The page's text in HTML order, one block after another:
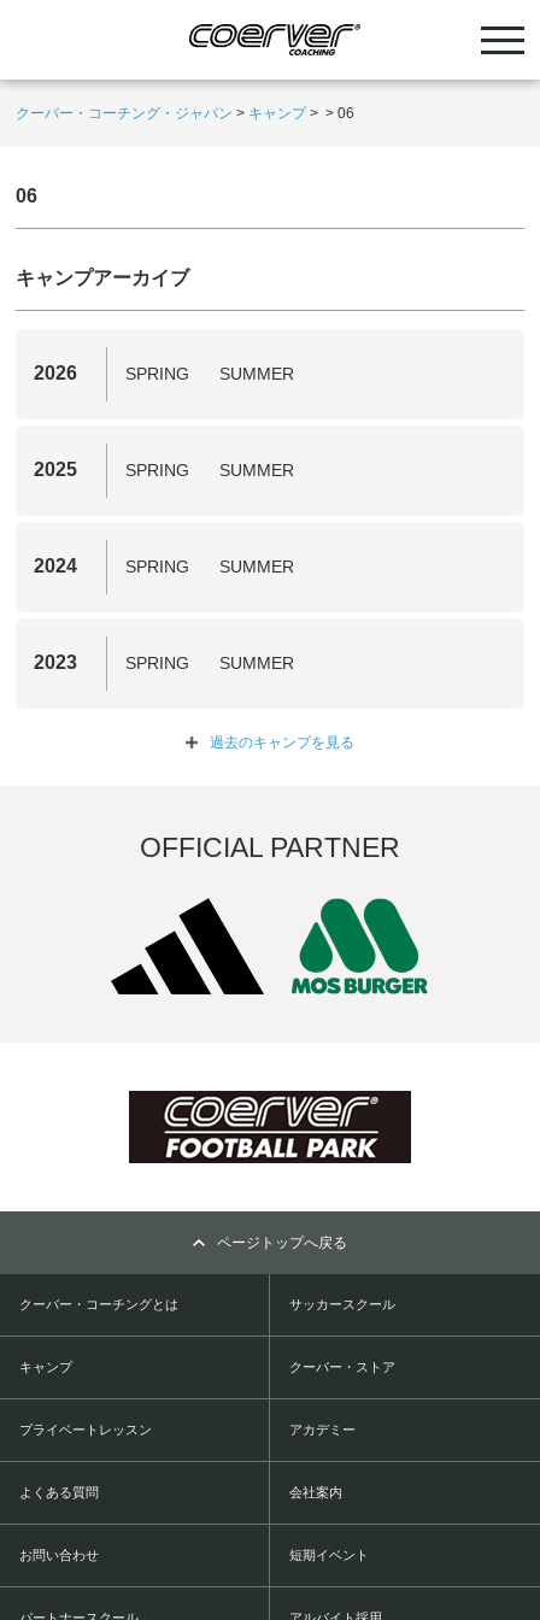
クーバー・コーチング・ジャパン > キャンプ> >06
06
キャンプアーカイブ
2026 SPRING SUMMER
2025 SPRING SUMMER
2024 SPRING SUMMER
2023 SPRING SUMMER
過去のキャンプを 見る
OFFICIAL PARTNER
ページトップへ戻る
クーバー・コーチングとは サッカースクール
キャンプ クーバー・ストア
プライベートレッスン アカデミー
よくある質問 会社案内
お問い合わせ 短期イベント